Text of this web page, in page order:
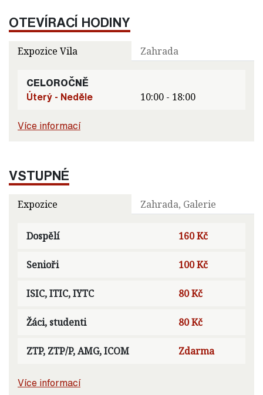
OTEVÍRACÍ HODINY
Expozice Vila Zahrada
CELOROČNĚ
Úterý - Neděle
10:00 - 18:00
Více informací
VSTUPNÉ
Expozice Zahrada, Galerie
Dospělí 160 Kč
Senioři 100 Kč
ISIC, ITIC, IYTC 80 Kč
Žáci, studenti 80 Kč
ZTP, ZTP/P, AMG, ICOM Zdarma
Více informací